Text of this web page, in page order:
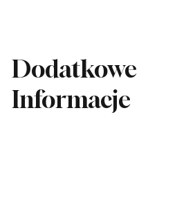
Dodatkowe
Informacje